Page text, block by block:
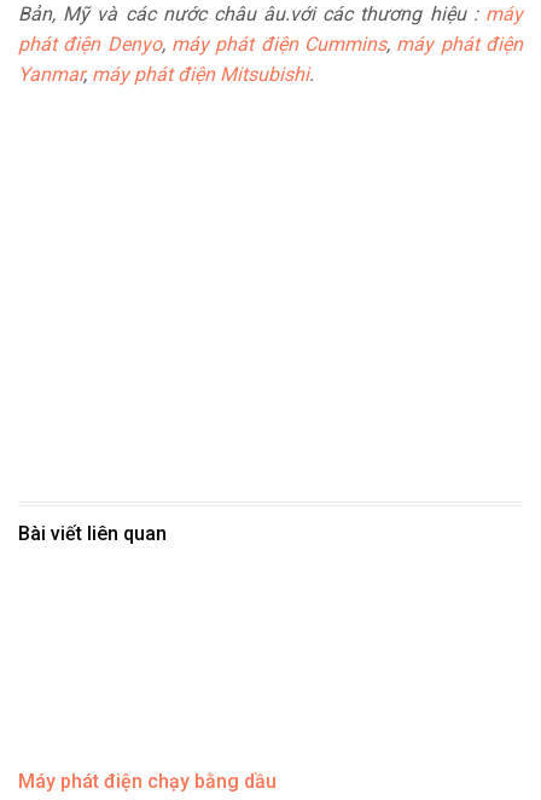
Bản, Mỹ và các nước châu âu.với các thương hiệu : máy
phát điện Denyo, máy phát điện Cummins, máy phát điện
Yanmar, máy phát điện Mitsubishi.
Bài viết liên quan
Máy phát điện chạy bằng dầu